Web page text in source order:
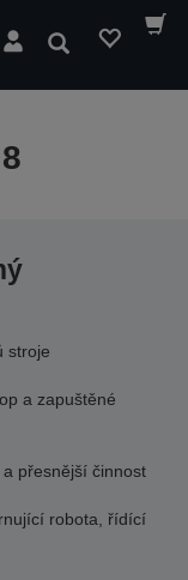
Hledat
stroje
a zapuštěné
přesnější činnost
robota, řídící